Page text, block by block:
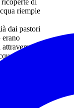
riempie
dai pastori
erano
i
delle
racconta
e
e